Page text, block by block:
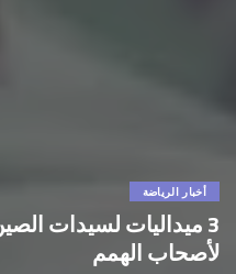
أخبار الرياضة
3 ميداليات لسيدات
لأصحاب الهمم